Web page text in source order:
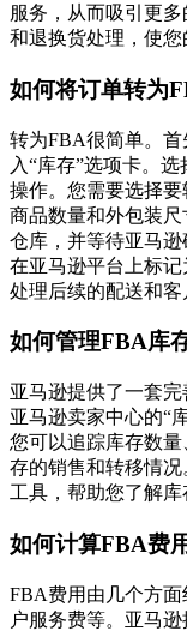
服务，从而吸引更
和退换货处理，使您
如何将订单转为
转为FBA很简单。
入“库存”选项卡。
操作。您需要选择
商品数量和外包装
仓库，并等待亚马
在亚马逊平台上标记
处理后续的配送和客
如何管理FBA库
亚马逊提供了一套
亚马逊卖家中心的“
您可以追踪库存数
存的销售和转移情
工具，帮助您了解库
如何计算FBA费
FBA费用由几个方
户服务费等。亚马